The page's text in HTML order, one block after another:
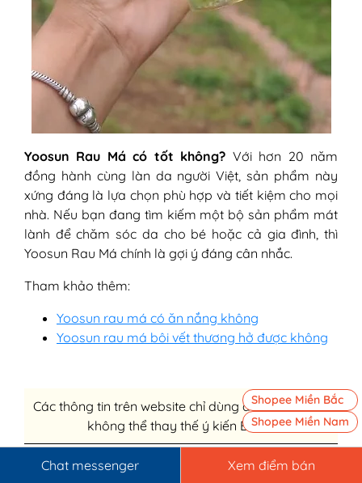
Yoosun Rau Má có tốt không? Với hơn 20 năm
đồng hành cùng làn da người Việt, sản phẩm này
xứng đáng là lựa chọn phù hợp và tiết kiệm cho mọi
nhà. Nếu bạn đang tìm kiếm một bộ sản phẩm mát
lành để chăm sóc da cho bé hoặc cả gia đình, thì
Yoosun Rau Má chính là gợi ý đáng cân nhắc.
Tham khảo thêm:
Yoosun rau má có ăn nắng không
Yoosun rau má bôi vết thương hở được không
Các thông tin trên website chỉ dùng để tham khảo,
không thể thay thế ý kiến Bác sĩ
Chat messenger Xem điểm bán
Shopee Miền Bắc
Shopee Miền Nam